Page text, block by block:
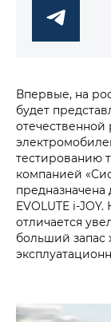
Впервые, на
будет
тестированию
компанией
предназначена
EVOLUTE
отличается
больший запас